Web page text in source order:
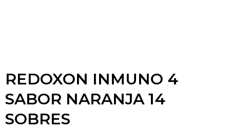
REDOXON INMUNO 4
SABOR NARANJA 14
SOBRES